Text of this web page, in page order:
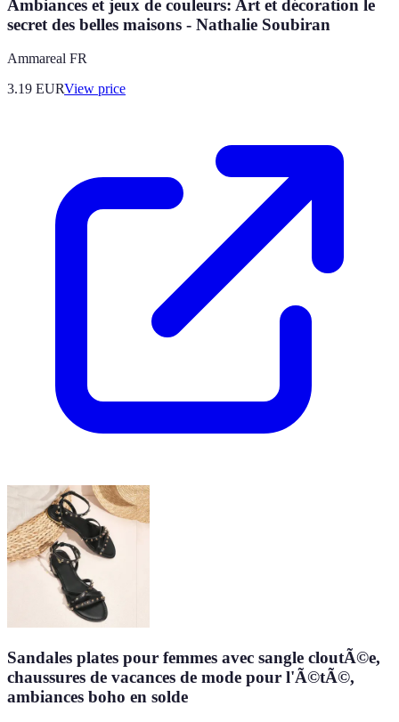
Ambiances et jeux de couleurs: Art et décoration le
secret des belles maisons - Nathalie Soubiran
Ammareal FR
3.19 EURView price
Sandales plates pour femmes avec sangle cloutÃ©e,
chaussures de vacances de mode pour l'Ã©tÃ©,
ambiances boho en solde